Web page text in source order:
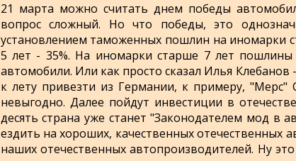
21 марта можно считать днем победы
вопрос сложный. Но что победы, это
установлением таможенных пошлин на иномарки
5 лет - 35%. На иномарки старше 7 лет
автомобили. Или как просто сказал Илья
к лету привезти из Германии, к примеру, "Мерс"
невыгодно. Далее пойдут инвестиции в
десять страна уже станет "Законодателем мод в
ездить на хороших, качественных отечественных
наших отечественных автопроизводителей. Ну